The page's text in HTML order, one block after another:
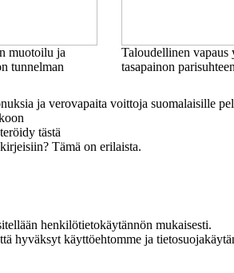
muotoilu ja
tunnelman
Taloudellinen vapaus
tasapainon
ja verovapaita voittoja suomalaisille
tästä
Tämä on erilaista.
henkilötietokäytännön mukaisesti.
hyväksyt käyttöehtomme ja